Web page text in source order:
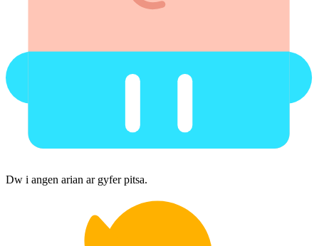
Dw i angen arian ar gyfer pitsa.